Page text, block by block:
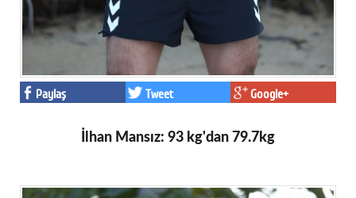
Paylaş Tweet Google+
İlhan Mansız: 93 kg'dan 79.7kg